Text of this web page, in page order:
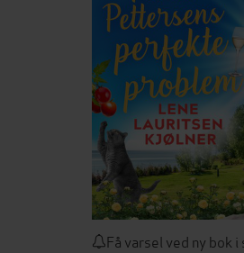
Få varsel ved ny bok i